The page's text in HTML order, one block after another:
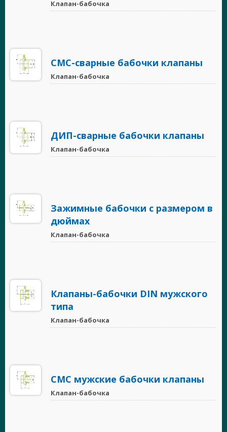
Клапан-бабочка
СМС-сварные бабочки клапаны
Клапан-бабочка
ДИП-сварные бабочки клапаны
Клапан-бабочка
Зажимные бабочки с размером в
дюймах
Клапан-бабочка
Клапаны-бабочки DIN мужского
типа
Клапан-бабочка
СМС мужские бабочки клапаны
Клапан-бабочка